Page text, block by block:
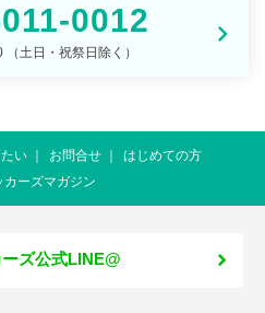
0012
土日・祝祭日除く）
い お問合せ
はじめての方
カーズマガジン
ーズ公式LINE@